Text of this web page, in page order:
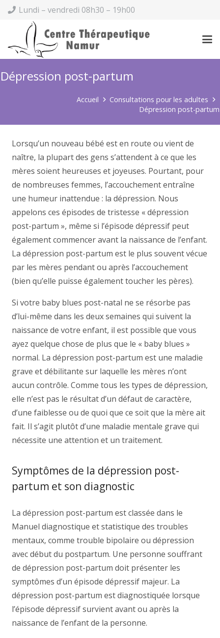
Lundi – vendredi 08h30 – 19h00
Dépression post-partum
Accueil
Consultations pour les adultes
Dépression post-partum
Lorsqu’un nouveau bébé est en route ou vient de
naître, la plupart des gens s’attendent à ce que les
mères soient heureuses et joyeuses. Pourtant, pour
de nombreuses femmes, l’accouchement entraîne
une humeur inattendue : la dépression. Nous
appelons ces épisodes de tristesse « dépression
post-partum », même si l’épisode dépressif peut
également commencer avant la naissance de l’enfant.
La dépression post-partum est le plus souvent vécue
par les mères pendant ou après l’accouchement
(bien qu’elle puisse également toucher les pères).
Si votre baby blues post-natal ne se résorbe pas
d’lui-même dans les deux semaines qui suivent la
naissance de votre enfant, il est possible que vous
ayez quelque chose de plus que le « baby blues »
normal. La dépression post-partum est une maladie
grave et débilitante sur laquelle les mères n’ont
aucun contrôle. Comme tous les types de dépression,
elle n’est pas le résultat d’un défaut de caractère,
d’une faiblesse ou de quoi que ce soit que la mère ait
fait. Il s’agit plutôt d’une maladie mentale grave qui
nécessite une attention et un traitement.
Symptômes de la dépression post-
partum et son diagnostic
La dépression post-partum est classée dans le
Manuel diagnostique et statistique des troubles
mentaux, comme trouble bipolaire ou dépression
avec début du postpartum. Une personne souffrant
de dépression post-partum doit présenter les
symptômes d’un épisode dépressif majeur. La
dépression post-partum est diagnostiquée lorsque
l’épisode dépressif survient avant ou après la
naissance de l’enfant de la personne.